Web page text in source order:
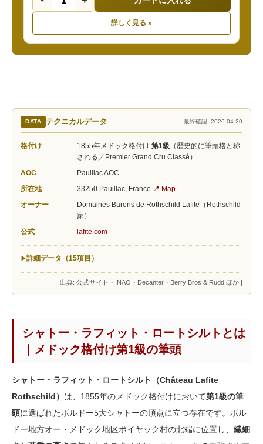
詳しく見る »
DATA テクニカルデータ 最終確認: 2026-04-20
格付け 1855年メドック格付け 第1級 （歴史的に筆頭格と称
される／Premier Grand Cru Classé）
AOC
Pauillac AOC
所在地
33250 Pauillac, France 📍 Map
オーナー
Domaines Barons de Rothschild Lafite（Rothschild
家）
公式
lafite.com
詳細データ（15項目）
出典: 公式サイト・INAO・Decanter・Berry Bros & Rudd ほか |
シャトー・ラフィット・ロートシルトとは
｜メドック格付け第1級の筆頭
シャトー・ラフィット・ロートシルト（Château Lafite
Rothschild） は、1855年のメドック格付けにおいて第1級の筆
頭に選ばれたボルドー5大シャトーの頂点に立つ存在です。ボル
ドー地方オー・メドック地区ポイヤック村の北端に位置し、 繊細